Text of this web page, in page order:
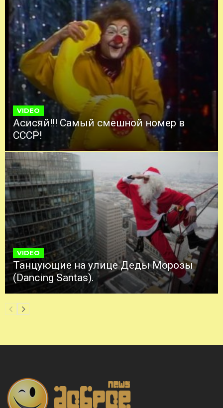
VIDEO
Асисяй!!! Самый смешной номер в
СССР!
VIDEO
Танцующие на улице Деды Морозы
(Dancing Santas).